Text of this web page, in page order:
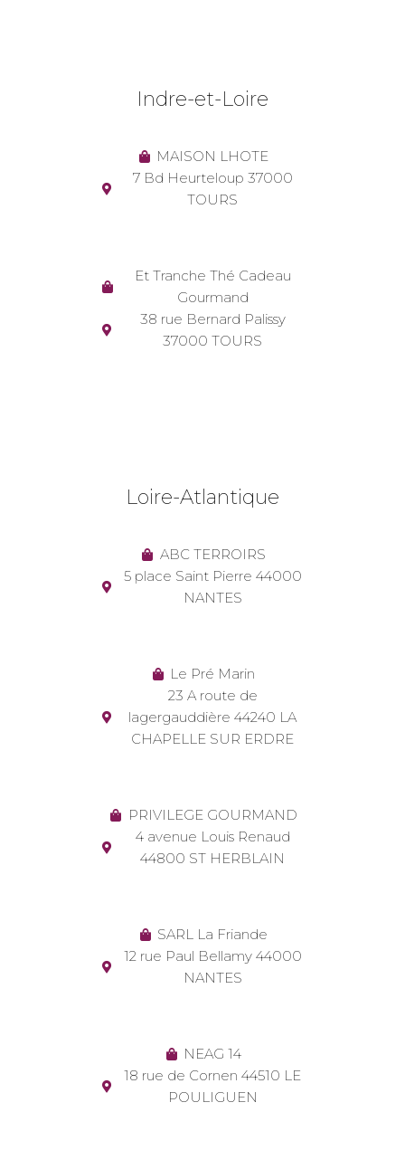
Indre-et-Loire
MAISON LHOTE
7 Bd Heurteloup 37000
TOURS
Et Tranche Thé Cadeau
Gourmand
38 rue Bernard Palissy
37000 TOURS
Loire-Atlantique
ABC TERROIRS
5 place Saint Pierre 44000
NANTES
Le Pré Marin
23 A route de
lagergauddière 44240 LA
CHAPELLE SUR ERDRE
PRIVILEGE GOURMAND
4 avenue Louis Renaud
44800 ST HERBLAIN
SARL La Friande
12 rue Paul Bellamy 44000
NANTES
NEAG 14
18 rue de Cornen 44510 LE
POULIGUEN